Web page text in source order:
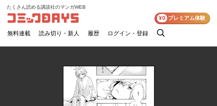
コミックDAYS
たくさん読める講談社のマンガWEB
無料連載 読み切り・新人 履歴 ログイン・登録
検
¥0 プレミアム体験